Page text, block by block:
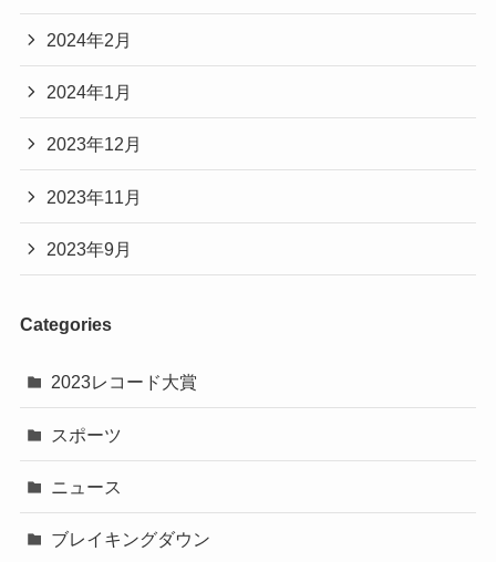
2024年2月
2024年1月
2023年12月
2023年11月
2023年9月
Categories
2023レコード大賞
スポーツ
ニュース
ブレイキングダウン